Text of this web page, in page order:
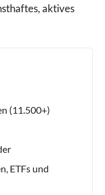
aktives
(11.500+)
ETFs und